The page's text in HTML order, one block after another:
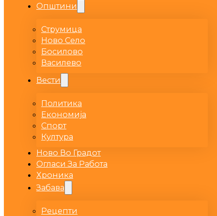
Општини
Струмица
Ново Село
Босилово
Василево
Вести
Политика
Економија
Спорт
Култура
Ново Во Градот
Огласи За Работа
Хроника
Забава
Рецепти